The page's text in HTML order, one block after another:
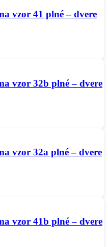
vzor 41 plné – dvere
vzor 32b plné – dvere
vzor 32a plné – dvere
vzor 41b plné – dvere